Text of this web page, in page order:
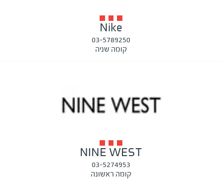
Nike
03-5789250
קומה שניה
NINE WEST
03-5274953
קומה ראשונה